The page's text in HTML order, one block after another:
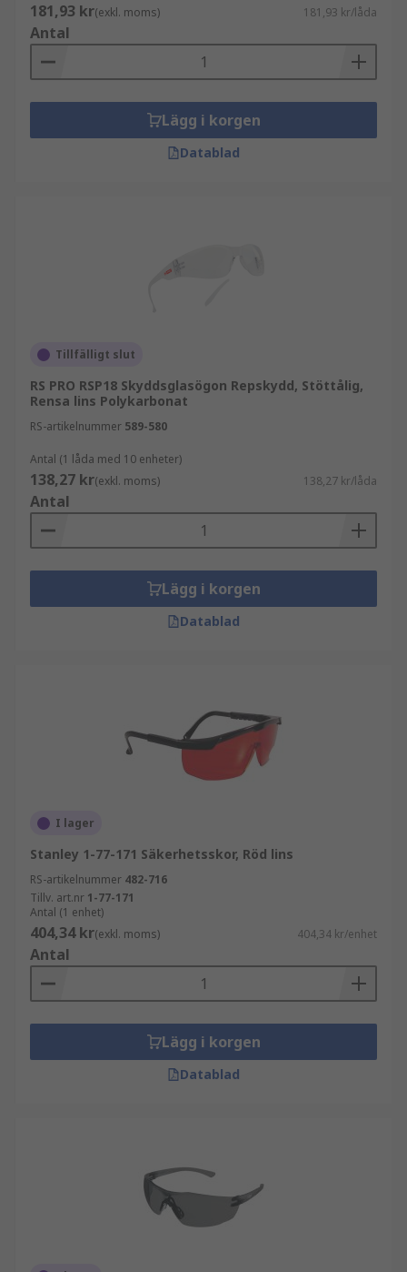
181,93 kr(exkl. moms) 181,93 kr/låda
Antal
Lägg i korgen
Datablad
Tillfälligt slut
RS PRO RSP18 Skyddsglasögon Repskydd, Stöttålig,
Rensa lins Polykarbonat
RS-artikelnummer 589-580
Antal (1 låda med 10 enheter)
138,27 kr(exkl. moms) 138,27 kr/låda
Antal
Lägg i korgen
Datablad
I lager
Stanley 1-77-171 Säkerhetsskor, Röd lins
RS-artikelnummer 482-716
Tillv. art.nr 1-77-171
Antal (1 enhet)
404,34 kr(exkl. moms) 404,34 kr/enhet
Antal
Lägg i korgen
Datablad